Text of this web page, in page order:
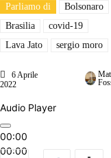
Parliamo di
Bolsonaro
Brasilia
covid-19
Lava Jato
sergio moro
6 Aprile
2022
Audio Player
00:00
00:00